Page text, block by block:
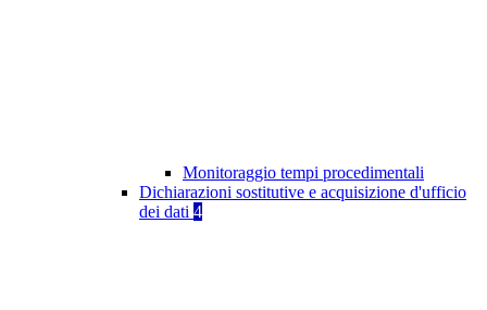
Monitoraggio tempi procedimentali
Dichiarazioni sostitutive e acquisizione d'ufficio
dei dati 4